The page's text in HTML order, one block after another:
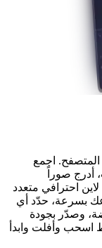
المتصفح. اجمع
صوراً
احترافي متعدد
بسرعة، حدّد أي
وصدّر بجودة
اسحب وأفلت وابدأ